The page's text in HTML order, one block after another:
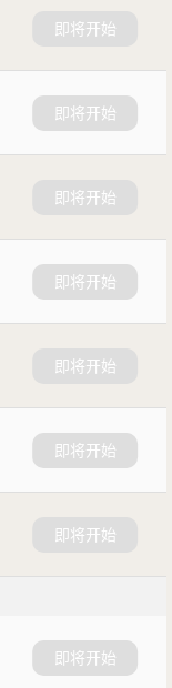
即将开始
即将开始
即将开始
即将开始
即将开始
即将开始
即将开始
即将开始